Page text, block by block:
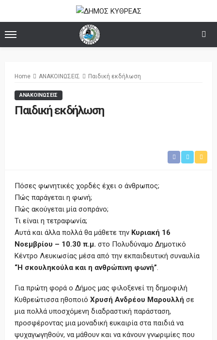
Home ΑΝΑΚΟΙΝΩΣΕΙΣ Παιδική εκδήλωση
ΑΝΑΚΟΙΝΩΣΕΙΣ
Παιδική εκδήλωση
Πόσες φωνητικές χορδές έχει ο άνθρωπος;
Πώς παράγεται η φωνή;
Πώς ακούγεται μία σοπράνο;
Τι είναι η τετραφωνία;
Αυτά και άλλα πολλά θα μάθετε την Κυριακή 16
Νοεμβρίου – 10.30 π.μ. στο Πολυδύναμο Δημοτικό
Κέντρο Λευκωσίας μέσα από την εκπαιδευτική συναυλία
“Η σκουληκούλα και η ανθρώπινη φωνή”.
Για πρώτη φορά ο Δήμος μας φιλοξενεί τη δημοφιλή
Κυθρεώτισσα ηθοποιό Χρυσή Ανδρέου Μαρουλλή σε
μια πολλά υποσχόμενη διαδραστική παράσταση,
προσφέροντας μια μοναδική ευκαιρία στα παιδιά να
ψυχαγωγηθούν, να μάθουν και να κάνουν γνωριμίες που